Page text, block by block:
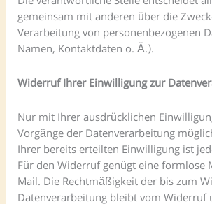
gemeinsam mit anderen über die
Verarbeitung von personenbezogenen
Namen, Kontaktdaten o. Ä.).
Widerruf Ihrer Einwilligung zur
Nur mit Ihrer ausdrücklichen
Vorgänge der Datenverarbeitung
Ihrer bereits erteilten Einwilligung ist
Für den Widerruf genügt eine formlose
Mail. Die Rechtmäßigkeit der bis zum
Datenverarbeitung bleibt vom Widerruf